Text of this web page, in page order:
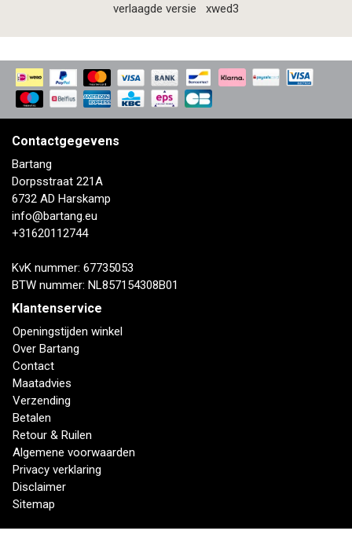
verlaagde versie
xwed3
Contactgegevens
Bartang
Dorpsstraat 221A
6732 AD Harskamp
info@bartang.eu
+31620112744
KvK nummer: 67735053
BTW nummer: NL857154308B01
Klantenservice
Openingstijden winkel
Over Bartang
Contact
Maatadvies
Verzending
Betalen
Retour & Ruilen
Algemene voorwaarden
Privacy verklaring
Disclaimer
Sitemap